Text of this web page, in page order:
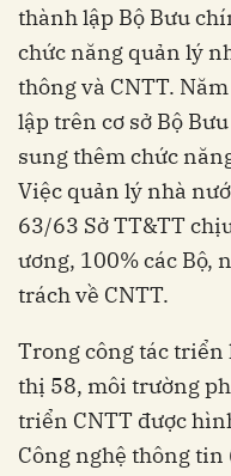
thành lập Bộ Bưu
chức năng quản lý
thông và CNTT.
lập trên cơ sở Bộ
sung thêm chức
Việc quản lý nhà
63/63 Sở TT&TT
ương, 100% các Bộ,
trách về CNTT.
Trong công tác triển
thị 58, môi trường
triển CNTT được
Công nghệ thông